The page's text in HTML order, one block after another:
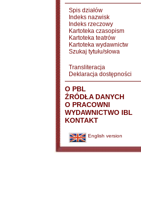
Spis działów
Indeks nazwisk
Indeks rzeczowy
Kartoteka czasopism
Kartoteka teatrów
Kartoteka wydawnictw
Szukaj tytułu/słowa
Transliteracja
Deklaracja dostępności
O PBL
ŹRÓDŁA DANYCH
O PRACOWNI
WYDAWNICTWO IBL
KONTAKT
English version